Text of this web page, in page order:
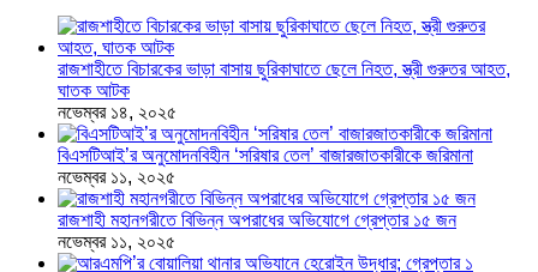
রাজশাহীতে বিচারকের ভাড়া বাসায় ছুরিকাঘাতে ছেলে নিহত, স্ত্রী গুরুতর আহত,
ঘাতক আটক
নভেম্বর ১৪, ২০২৫
বিএসটিআই’র অনুমোদনবিহীন ‘সরিষার তেল’ বাজারজাতকারীকে জরিমানা
নভেম্বর ১১, ২০২৫
রাজশাহী মহানগরীতে বিভিন্ন অপরাধের অভিযোগে গ্রেপ্তার ১৫ জন
নভেম্বর ১১, ২০২৫